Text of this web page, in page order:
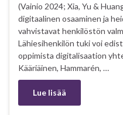
(Vainio 2024; Xia, Yu &
digitaalinen osaaminen ja
vahvistavat henkilöstön
Lähiesihenkilön tuki voi
oppimista digitalisaation
Kääriäinen, Hammarén, …
Lue lisää